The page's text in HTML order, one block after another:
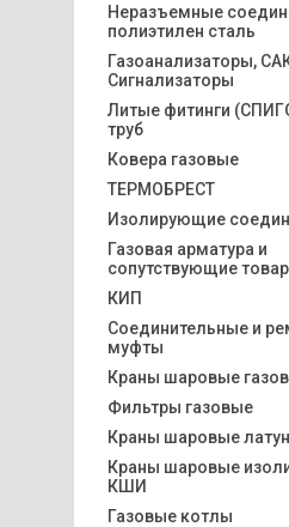
Неразъемные
полиэтилен сталь
Газоанализаторы,
Сигнализаторы
Литые фитинги
труб
Ковера газовые
ТЕРМОБРЕСТ
Изолирующие
Газовая арматура и
сопутствующие
КИП
Соединительные и
муфты
Краны шаровые
Фильтры газовые
Краны шаровые
Краны шаровые
КШИ
Газовые котлы